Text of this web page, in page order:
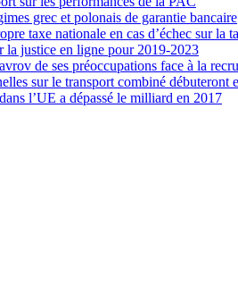
grec et polonais de garantie bancaire
taxe nationale en cas d’échec sur la
la justice en ligne pour 2019-2023
de ses préoccupations face à la
sur le transport combiné débuteront
l’UE a dépassé le milliard en 2017